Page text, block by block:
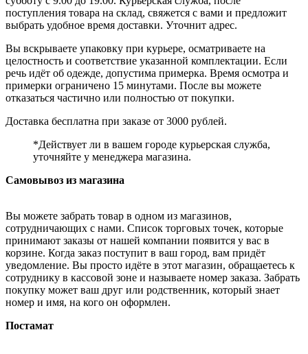
поступления товара на склад, свяжется с вами и предложит
выбрать удобное время доставки. Уточнит адрес.
Вы вскрываете упаковку при курьере, осматриваете на
целостность и соответствие указанной комплектации. Если
речь идёт об одежде, допустима примерка. Время осмотра и
примерки ограничено 15 минутами. После вы можете
отказаться частично или полностью от покупки.
Доставка бесплатна при заказе от 3000 рублей.
*Действует ли в вашем городе курьерская служба,
уточняйте у менеджера магазина.
Самовывоз из магазина
Вы можете забрать товар в одном из магазинов,
сотрудничающих с нами. Список торговых точек, которые
принимают заказы от нашей компании появится у вас в
корзине. Когда заказ поступит в ваш город, вам придёт
уведомление. Вы просто идёте в этот магазин, обращаетесь к
сотруднику в кассовой зоне и называете номер заказа. Забрать
покупку может ваш друг или родственник, который знает
номер и имя, на кого он оформлен.
Постамат